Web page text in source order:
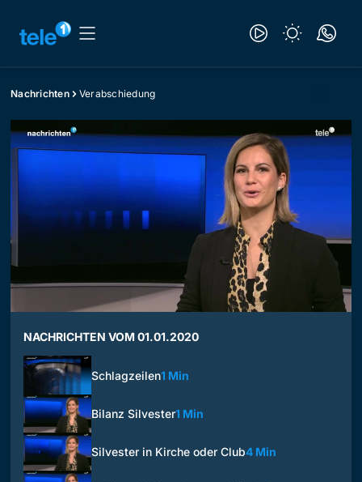
Nachrichten Verabschiedung
NACHRICHTEN VOM 01.01.2020
Schlagzeilen1 Min
Bilanz Silvester1 Min
Silvester in Kirche oder Club4 Min